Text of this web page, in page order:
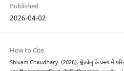
Published
2026-04-02
How to Cite
Shivam Chaudhary. (2026). श्वेतकेतु के प्रसंग मे